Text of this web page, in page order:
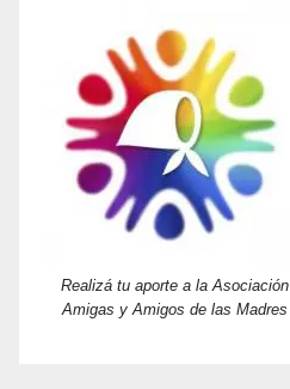
Realizá tu aporte a la Asociación
Amigas y Amigos de las Madres